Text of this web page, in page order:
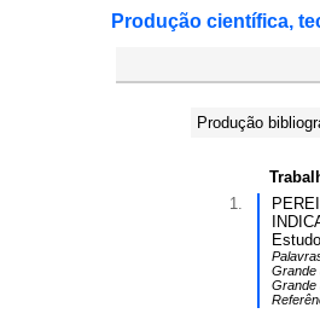
Produção científica,
Produção
1.
Grande
Grande